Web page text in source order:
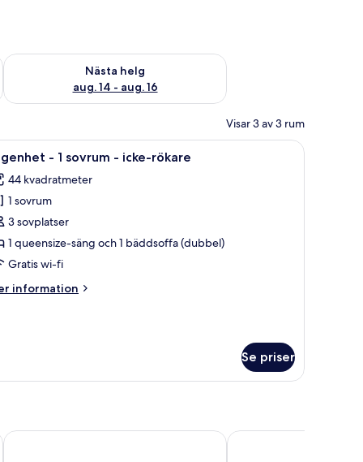
aug. 7 - aug. 9
Nästa helg
aug. 14 - aug. 16
Kontrollera tillgängligheten för nästa helg aug. 14 - aug. 16
Visar 3 av 3 rum
en röd soffa, en mönstrad matta och en stor spegel.
Ett sovrum med en säng, ett dekorativt
17 - 1 sovrum - icke-rökare
44 kvadratmeter
1 sovrum
3 sovplatser
1 queensize-säng och 1 bäddsoffa (dubbel)
Gratis wi-fi
information
Se priser
Mastrojanni Relais - Small Luxury Hotels of the World
B&B Porta Castellana